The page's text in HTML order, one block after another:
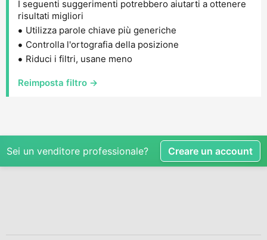
I seguenti suggerimenti potrebbero aiutarti a ottenere
risultati migliori
Utilizza parole chiave più generiche
Controlla l'ortografia della posizione
Riduci i filtri, usane meno
Reimposta filtro →
Sei un venditore professionale? Creare un account